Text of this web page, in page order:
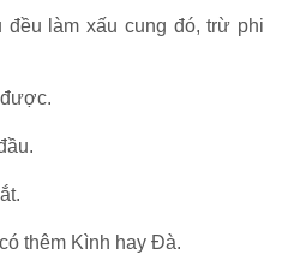
làm xấu cung đó, trừ phi
thêm Kình hay Đà.